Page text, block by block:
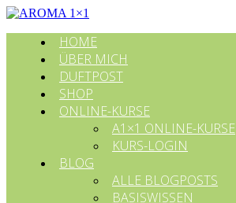
HOME
ÜBER MICH
DUFTPOST
SHOP
ONLINE-KURSE
A1×1 ONLINE-KURSE
KURS-LOGIN
BLOG
ALLE BLOGPOSTS
BASISWISSEN